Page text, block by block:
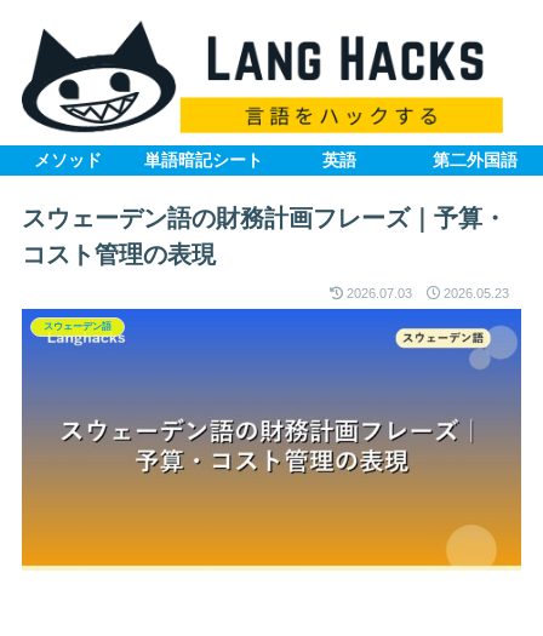
メソッド 単語暗記シート 英語 第二外国語
スウェーデン語の財務計画フレーズ｜予算・
コスト管理の表現
2026.07.03 2026.05.23
スウェーデン語